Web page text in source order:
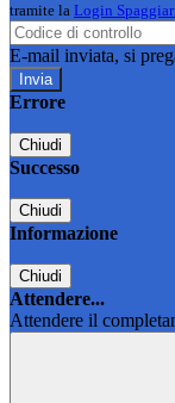
tramite la Login
E-mail inviata, si
Errore
Chiudi
Successo
Chiudi
Informazione
Chiudi
Attendere...
Attendere il